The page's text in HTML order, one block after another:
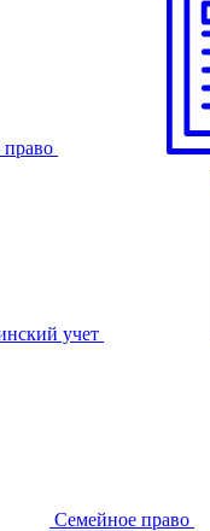
право
учет
Семейное право